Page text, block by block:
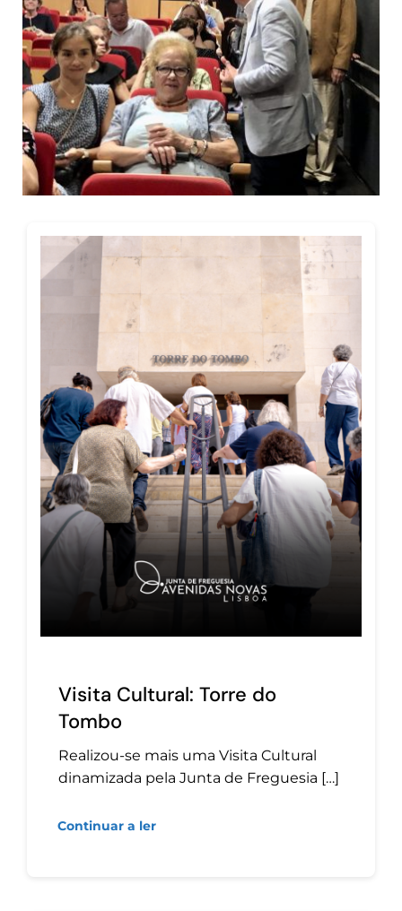
Visita Cultural: Torre do
Tombo
Realizou-se mais uma Visita Cultural
dinamizada pela Junta de Freguesia […]
Continuar a ler